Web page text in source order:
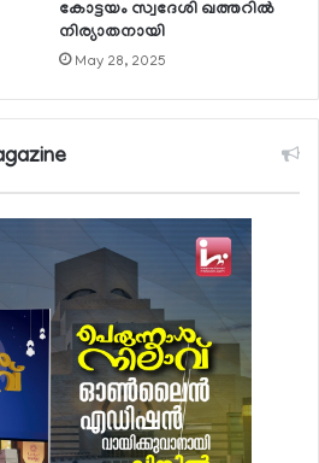
കോട്ടയം സ്വദേശി ഖത്തറില്‍
നിര്യാതനായി
May 28, 2025